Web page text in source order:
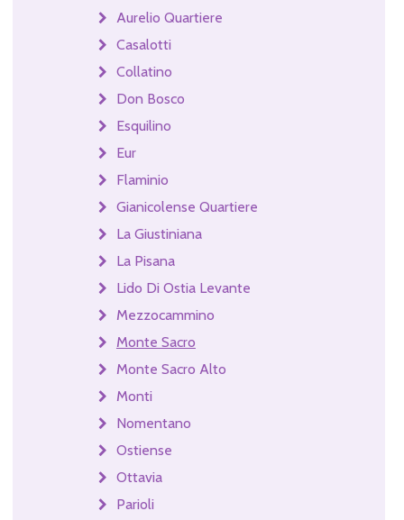
Aurelio Quartiere
Casalotti
Collatino
Don Bosco
Esquilino
Eur
Flaminio
Gianicolense Quartiere
La Giustiniana
La Pisana
Lido Di Ostia Levante
Mezzocammino
Monte Sacro
Monte Sacro Alto
Monti
Nomentano
Ostiense
Ottavia
Parioli